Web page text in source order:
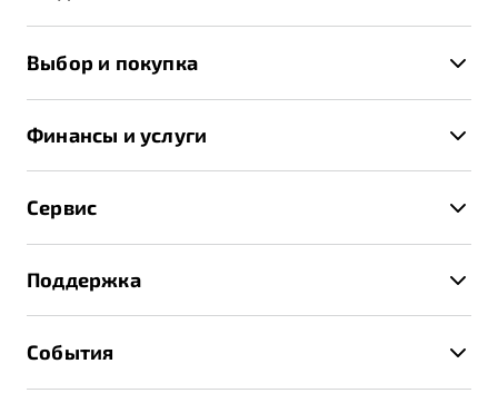
X70
Выбор и покупка
Спецпредложения и Акции
Записаться на тест-драйв
Получить предложение
Финансы и услуги
Трейд-ин
Страхование
Расчет КАСКО
Сервис
Руководство по эксплуатации
Техническое обслуживание
Калькулятор ТО
Поддержка
События